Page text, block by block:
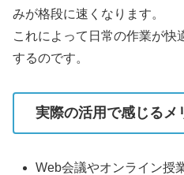
みが格段に速くなります。
これによって日常の作業が快
するのです。
実際の活用で感じるメ
Web会議やオンライン授